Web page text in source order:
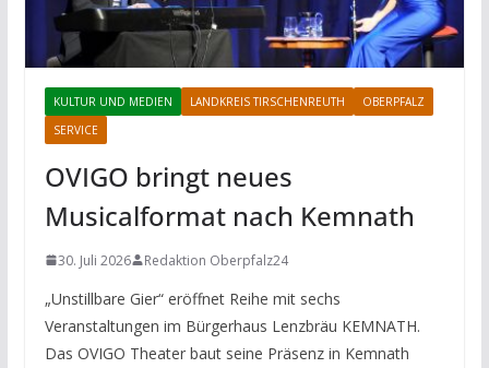
KULTUR UND MEDIEN LANDKREIS TIRSCHENREUTH
OBERPFALZ
SERVICE
OVIGO bringt neues
Musicalformat nach Kemnath
30. Juli 2026 Redaktion Oberpfalz24
„Unstillbare Gier“ eröffnet Reihe mit sechs
Veranstaltungen im Bürgerhaus Lenzbräu KEMNATH.
Das OVIGO Theater baut seine Präsenz in Kemnath